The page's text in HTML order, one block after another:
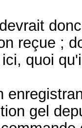
reçue ;
quoi
gel